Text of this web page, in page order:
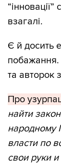
взагалі.
Є й досить
побажання.
та авторок
Про
найти
народному
власти по
свои руки